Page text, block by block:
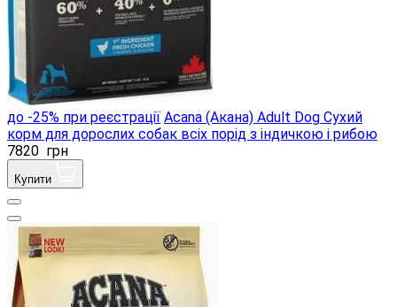
до -25% при реєстрації Acana (Акана) Adult Dog Сухий
корм для дорослих собак всіх порід з індичкою і рибою
7820 грн
Купити